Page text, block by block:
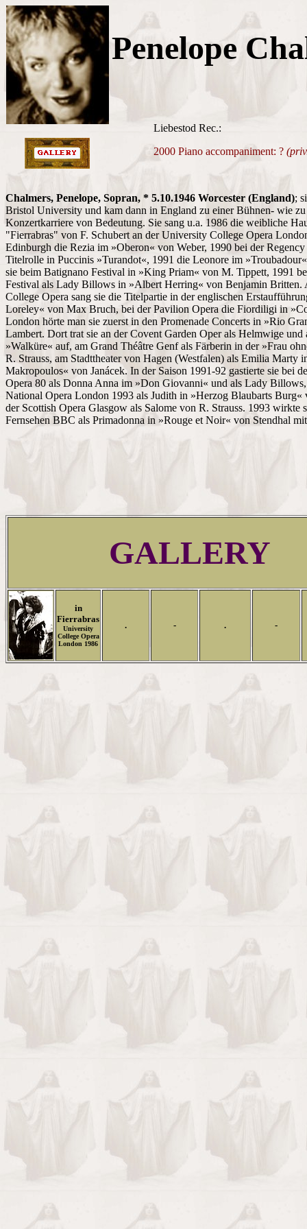
Penelope
Liebestod Rec.:
2000 Piano accompaniment: ?
Chalmers, Penelope, Sopran, * 5.10.1946 Worcester (England);
Bristol University und kam dann in England zu einer Bühnen- wie zu
Konzertkarriere von Bedeutung. Sie sang u.a. 1986 die weibliche
"Fierrabras" von F. Schubert an der University College Opera
Edinburgh die Rezia im »Oberon« von Weber, 1990 bei der
Titelrolle in Puccinis »Turandot«, 1991 die Leonore im
sie beim Batignano Festival in »King Priam« von M. Tippett, 1991
Festival als Lady Billows in »Albert Herring« von Benjamin Britten.
College Opera sang sie die Titelpartie in der englischen
Loreley« von Max Bruch, bei der Pavilion Opera die Fiordiligi in
London hörte man sie zuerst in den Promenade Concerts in »Rio
Lambert. Dort trat sie an der Covent Garden Oper als Helmwige und
»Walküre« auf, am Grand Théâtre Genf als Färberin in der »Frau
R. Strauss, am Stadttheater von Hagen (Westfalen) als Emilia Marty
Makropoulos« von Janácek. In der Saison 1991-92 gastierte sie bei
Opera 80 als Donna Anna im »Don Giovanni« und als Lady
National Opera London 1993 als Judith in »Herzog Blaubarts Burg«
der Scottish Opera Glasgow als Salome von R. Strauss. 1993 wirkte
Fernsehen BBC als Primadonna in »Rouge et Noir« von Stendhal
GALLERY
in
Fierrabras
University
College Opera
London 1986
. - . -